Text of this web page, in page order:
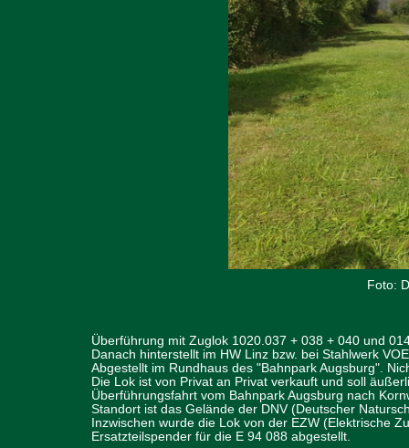
Überführung mit Zuglok 1020.037 + 038 + 040 und
Danach hinterstellt im HW Linz bzw. bei Stahlwerk
Abgestellt im Rundhaus des "Bahnpark Augsburg".
Die Lok ist von Privat an Privat verkauft und soll
Überführungsfahrt vom Bahnpark Augsburg nach
Standort ist das Gelände der DNV (Deutscher
Inzwischen wurde die Lok von der EZW (Elektrische
Ersatzteilspender für die E 94 088 abgestellt.
Foto: